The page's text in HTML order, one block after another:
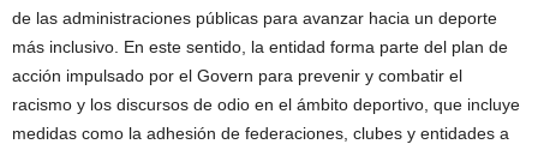
de las administraciones públicas para avanzar hacia un deporte
más inclusivo. En este sentido, la entidad forma parte del plan de
acción impulsado por el Govern para prevenir y combatir el
racismo y los discursos de odio en el ámbito deportivo, que incluye
medidas como la adhesión de federaciones, clubes y entidades a